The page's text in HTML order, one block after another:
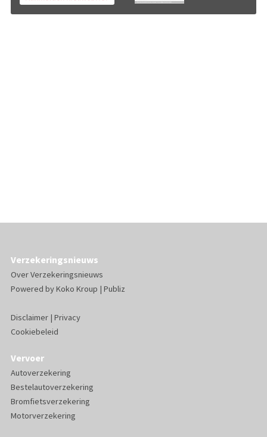
Verzekeringsnieuws
Over Verzekeringsnieuws
Powered byKoko Kroup | Publiz
Disclaimer| Privacy
Cookiebeleid
Vervoer
Autoverzekering
Bestelautoverzekering
Bromfietsverzekering
Motorverzekering